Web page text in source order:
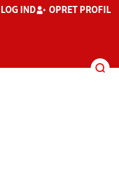
LOG IND OPRET PROFIL